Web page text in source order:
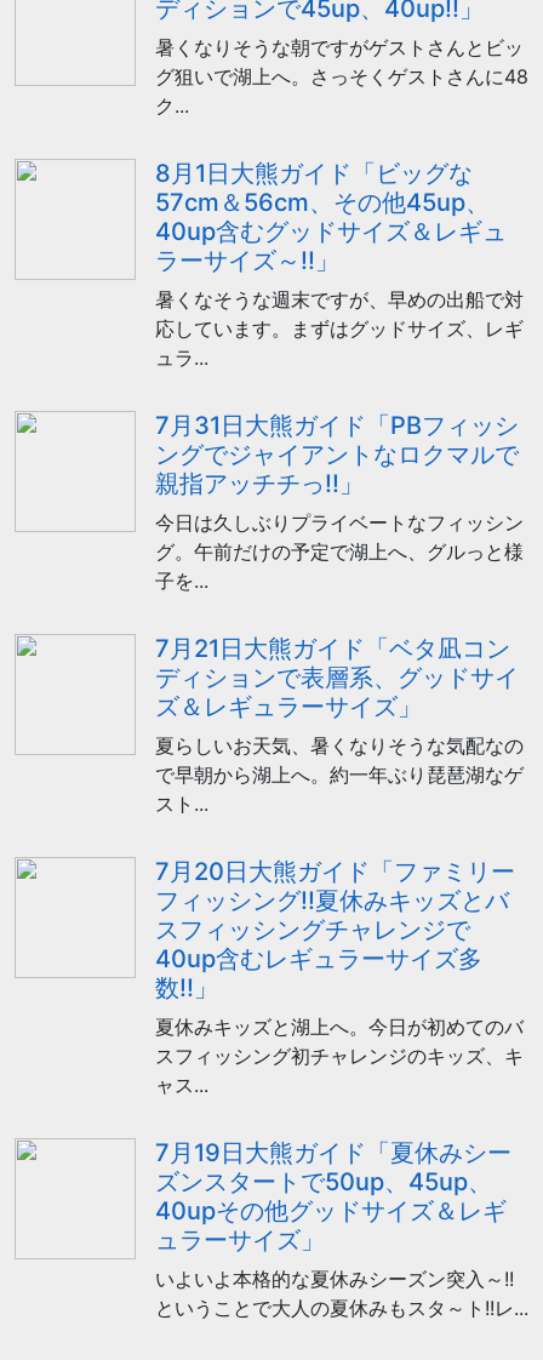
ディションで45up、40up!!」
暑くなりそうな朝ですがゲストさんとビッ
グ狙いで湖上へ。さっそくゲストさんに48
ク...
8月1日大熊ガイド「ビッグな
57cm＆56cm、その他45up、
40up含むグッドサイズ＆レギュ
ラーサイズ～!!」
暑くなそうな週末ですが、早めの出船で対
応しています。まずはグッドサイズ、レギ
ュラ...
7月31日大熊ガイド「PBフィッシ
ングでジャイアントなロクマルで
親指アッチチっ!!」
今日は久しぶりプライベートなフィッシン
グ。午前だけの予定で湖上へ、グルっと様
子を...
7月21日大熊ガイド「ベタ凪コン
ディションで表層系、グッドサイ
ズ＆レギュラーサイズ」
夏らしいお天気、暑くなりそうな気配なの
で早朝から湖上へ。約一年ぶり琵琶湖なゲ
スト...
7月20日大熊ガイド「ファミリー
フィッシング!!夏休みキッズとバ
スフィッシングチャレンジで
40up含むレギュラーサイズ多
数!!」
夏休みキッズと湖上へ。今日が初めてのバ
スフィッシング初チャレンジのキッズ、キ
ャス...
7月19日大熊ガイド「夏休みシー
ズンスタートで50up、45up、
40upその他グッドサイズ＆レギ
ュラーサイズ」
いよいよ本格的な夏休みシーズン突入～!!
ということで大人の夏休みもスタ～ト!!レ...